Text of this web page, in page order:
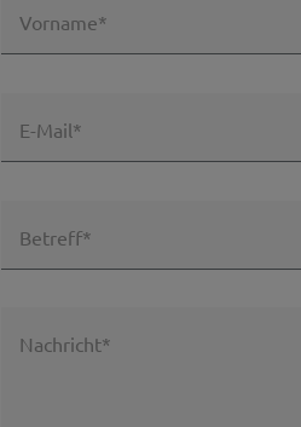
Vorname*
E-Mail*
Betreff*
Nachricht*